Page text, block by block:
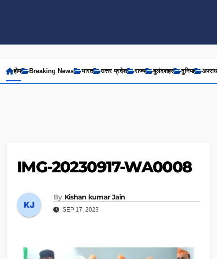
होम Breaking News भारत उत्तर प्रदेश राज्य बुलंदशहर दुनिया अपराध
IMG-20230917-WA0008
By Kishan kumar Jain
SEP 17, 2023